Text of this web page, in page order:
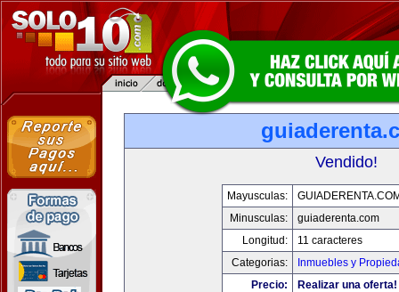
Vendido!
Mayusculas:
Minusculas:
guiaderenta.com
Longitud:
11 caracteres
Categorias:
Inmuebles y
Precio:
Realizar una oferta!